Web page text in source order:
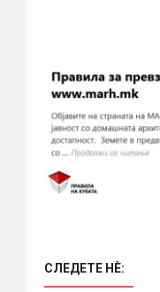
СЛЕДЕТЕ НÈ: